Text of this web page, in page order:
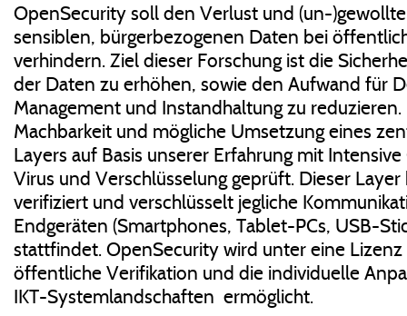
OpenSecurity soll den Verlust und (un-
sensiblen, bürgerbezogenen Daten bei
verhindern. Ziel dieser Forschung ist die
der Daten zu erhöhen, sowie den Aufwand für
Management und Instandhaltung zu
Machbarkeit und mögliche Umsetzung eines
Layers auf Basis unserer Erfahrung mit
Virus und Verschlüsselung geprüft. Dieser
verifiziert und verschlüsselt jegliche
Endgeräten (Smartphones, Tablet-PCs, USB-
stattfindet. OpenSecurity wird unter eine
öffentliche Verifikation und die individuelle
IKT-Systemlandschaften ermöglicht.